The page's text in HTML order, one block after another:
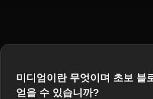
미디엄이란 무엇이며 초보 블
얻을 수 있습니까?